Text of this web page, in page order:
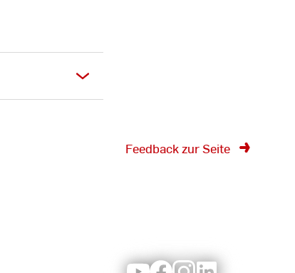
Feedback zur Seite
YoutubeFacebookInstagram